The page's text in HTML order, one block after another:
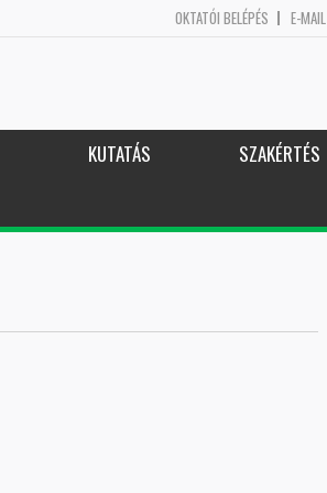
OKTATÓI BELÉPÉS E-MAIL
KUTATÁS
SZAKÉRTÉS